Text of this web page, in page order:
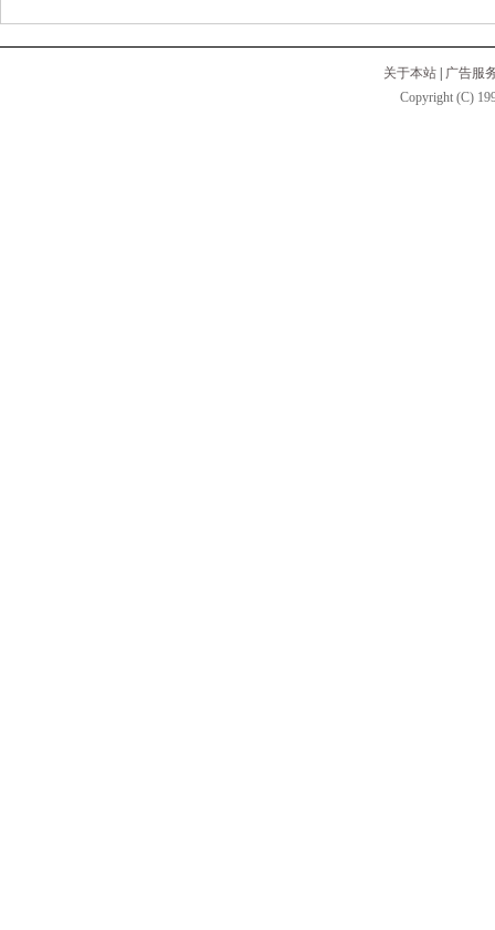
关于本站
广告服
Copyright (C)